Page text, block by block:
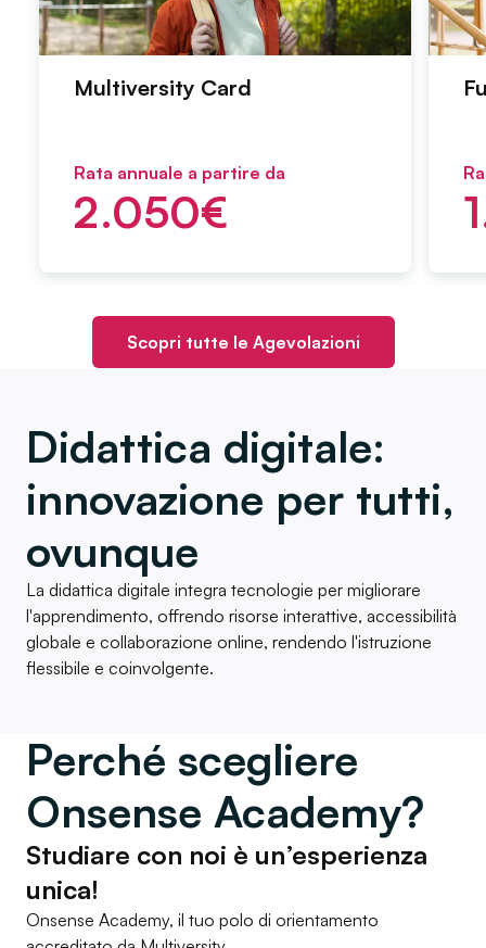
Multiversity Card
Rata annuale a partire da
2.050€
Scopri tutte le Agevolazioni
Didattica digitale:
innovazione per tutti,
ovunque
La didattica digitale integra tecnologie per migliorare
l'apprendimento, offrendo risorse interattive, accessibilità
globale e collaborazione online, rendendo l'istruzione
flessibile e coinvolgente.
Perché scegliere
Onsense Academy?
Studiare con noi è un’esperienza
unica!
Onsense Academy, il tuo polo di orientamento